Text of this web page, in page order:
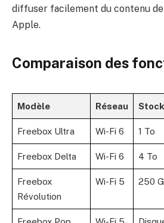
diffuser facilement du contenu
Apple.
Comparaison des
Modèle Réseau
Freebox Ultra Wi-Fi 6 1 To
Freebox Delta Wi-Fi 6 4 To
Freebox
Révolution
Wi-Fi 5 250